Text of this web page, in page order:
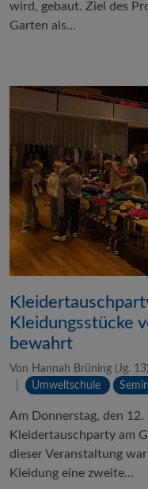
wird, gebaut. Ziel des
Garten als…
Kleidungsstücke
bewahrt
Von Hannah Brüning (Jg. 13)
Umweltschule
Am Donnerstag, den
Kleidertauschparty am
dieser Veranstaltung
Kleidung eine zweite…